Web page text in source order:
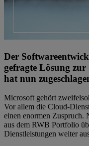
Der
gefragte Lösung zur
hat nun
Microsoft gehört
Vor allem die Cloud-
einen enormen Zuspruch.
aus dem RWB Portfolio
Dienstleistungen weiter